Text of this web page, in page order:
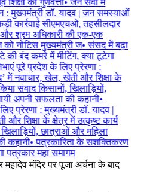
शिक्षा की गुणवत्ता• जन सेवा में
: मुख्यमंत्री डॉ. यादव | जन समस्याओं
कार्रवाई सीएमएचओ, तहसीलदार
श्रम अधिकारी की एक-एक
नोटिस मुख्यमंत्री ज• संसद में बढ़ा
की बंद कमरे में मीटिंग, क्या टूटेगा
पूरे प्रदेश के लिए प्रेरणा :
में नवाचार, खेल, खेती और शिक्षा के
संवाद किसानों, खिलाड़ियों,
अपनी सफलता की कहानी•
प्रेरणा : मुख्यमंत्री डॉ. यादव |
शिक्षा के क्षेत्र में उत्कृष्ट कार्य
छात्राओं और महिला
कहानी• पत्रकारिता के सशक्तिकरण
महा समागम
मंदिर पर पूजा अर्चना के बाद